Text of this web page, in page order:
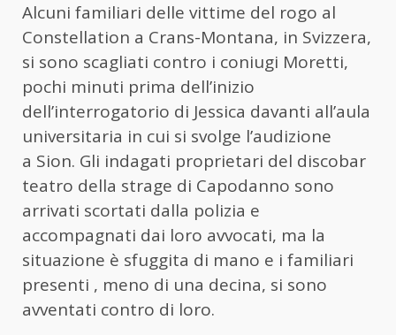
Alcuni familiari delle vittime del rogo al
Constellation a Crans-Montana, in Svizzera,
si sono scagliati contro i coniugi Moretti,
pochi minuti prima dell’inizio
dell’interrogatorio di Jessica davanti all’aula
universitaria in cui si svolge l’audizione
a Sion. Gli indagati proprietari del discobar
teatro della strage di Capodanno sono
arrivati scortati dalla polizia e
accompagnati dai loro avvocati, ma la
situazione è sfuggita di mano e i familiari
presenti , meno di una decina, si sono
avventati contro di loro.